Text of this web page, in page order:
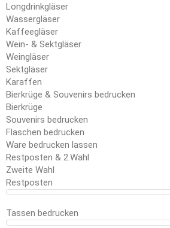
Longdrinkgläser
Wassergläser
Kaffeegläser
Wein- & Sektgläser
Weingläser
Sektgläser
Karaffen
Bierkrüge & Souvenirs bedrucken
Bierkrüge
Souvenirs bedrucken
Flaschen bedrucken
Ware bedrucken lassen
Restposten & 2.Wahl
Zweite Wahl
Restposten
Tassen bedrucken